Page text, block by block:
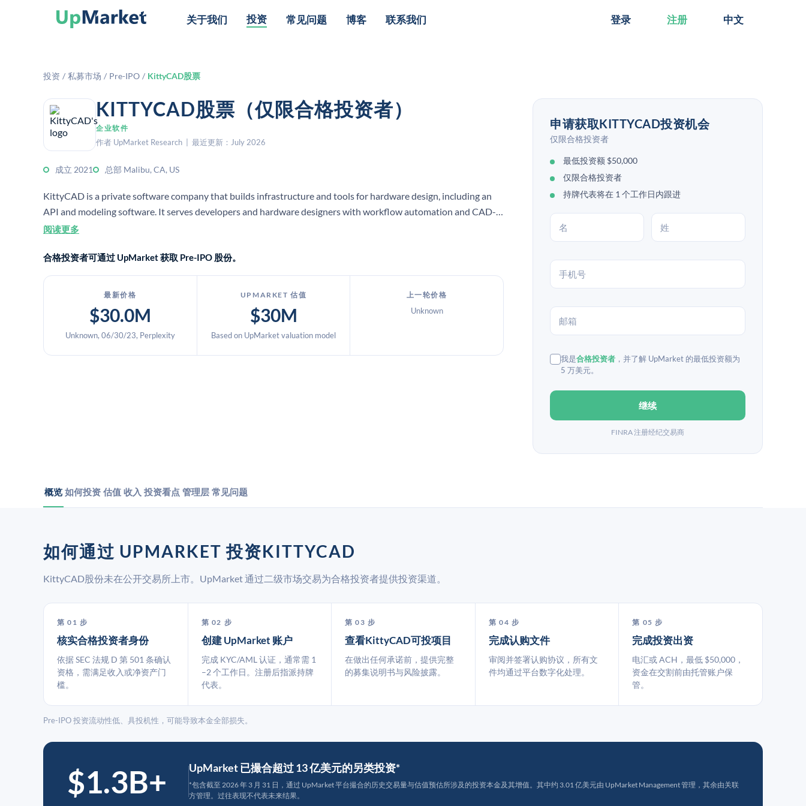
关于我们 投资 常见问题 博客 联系我们 登录 注册 中文
投资 / 私募市场 / Pre-IPO / KittyCAD股票
KITTYCAD股票（仅限合格投资者）
企业软件
作者 UpMarket Research | 最近更新：July 2026
成立 2021 总部 Malibu, CA, US
KittyCAD is a private software company that builds infrastructure and tools for hardware design, including an
API and modeling software. It serves developers and hardware designers with workflow automation and CAD-
related capabilities.
阅读更多
合格投资者可通过 UpMarket 获取 Pre-IPO 股份。
最新价格
$30.0M
Unknown, 06/30/23, Perplexity
UPMARKET 估值
$30M
Based on UpMarket valuation model
上一轮价格
Unknown
申请获取KITTYCAD投资机会
仅限合格投资者
最低投资额 $50,000
仅限合格投资者
持牌代表将在 1 个工作日内跟进
我是合格投资者 ，并了解 UpMarket 的最低投资额为
5 万美元。
继续
FINRA 注册经纪交易商
概览 如何投资 估值 收入 投资看点 管理层 常见问题
如何通过 UPMARKET 投资KITTYCAD
KittyCAD股份未在公开交易所上市。UpMarket 通过二级市场交易为合格投资者提供投资渠道。
第 01 步
核实合格投资者身份
依据 SEC 法规 D 第 501 条确认
资格，需满足收入或净资产门
槛。
第 02 步
创建 UpMarket 账户
完成 KYC/AML 认证，通常需 1
–2 个工作日。注册后指派持牌
代表。
第 03 步
查看KittyCAD可投项目
在做出任何承诺前，提供完整
的募集说明书与风险披露。
第 04 步
完成认购文件
审阅并签署认购协议，所有文
件均通过平台数字化处理。
第 05 步
完成投资出资
电汇或 ACH，最低 $50,000，
资金在交割前由托管账户保
管。
Pre-IPO 投资流动性低、具投机性，可能导致本金全部损失。
$1.3B+ UpMarket 已撮合超过 13 亿美元的另类投资*
*包含截至 2026 年 3 月 31 日，通过 UpMarket 平台撮合的历史交易量与估值预估所涉及的投资本金及其增值。其中约 3.01 亿美元由 UpMarket Management 管理，其余由关联
方管理。过往表现不代表未来结果。